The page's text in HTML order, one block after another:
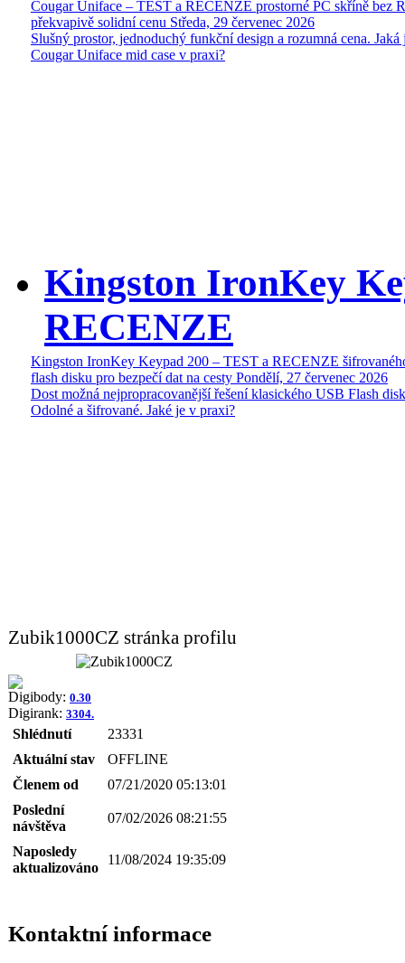
Cougar Uniface – TEST a RECENZE prostorné PC skříně bez
překvapivě solidní cenu Středa, 29 červenec 2026
Slušný prostor, jednoduchý funkční design a rozumná cena. Jaká
Cougar Uniface mid case v praxi?
Kingston IronKey
RECENZE
Kingston IronKey Keypad 200 – TEST a RECENZE
flash disku pro bezpečí dat na cesty Pondělí, 27 červenec 2026
Dost možná nejpropracovanější řešení klasického USB Flash
Odolné a šifrované. Jaké je v praxi?
Zubik1000CZ stránka profilu
Digibody: 0.30
Digirank: 3304.
Shlédnutí
23331
Aktuální stav
OFFLINE
Členem od
07/21/2020 05:13:01
Poslední
návštěva
07/02/2026 08:21:55
Naposledy
aktualizováno
11/08/2024 19:35:09
Kontaktní informace